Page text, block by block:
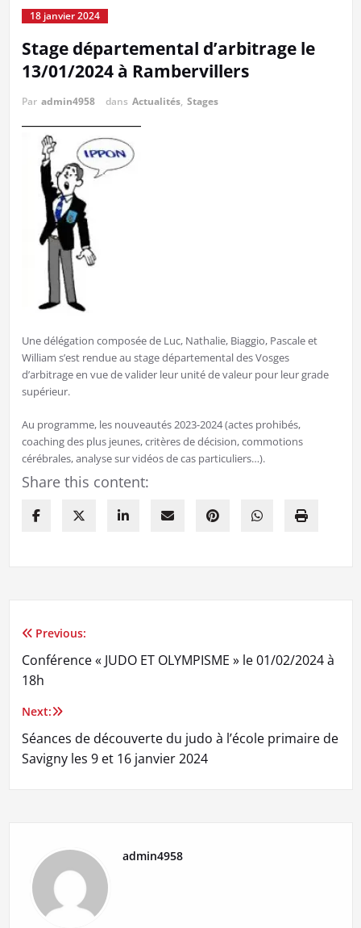
18 janvier 2024
Stage départemental d’arbitrage le
13/01/2024 à Rambervillers
Par admin4958 dans Actualités, Stages
Une délégation composée de Luc, Nathalie, Biaggio, Pascale et
William s’est rendue au stage départemental des Vosges
d’arbitrage en vue de valider leur unité de valeur pour leur grade
supérieur.
Au programme, les nouveautés 2023-2024 (actes prohibés,
coaching des plus jeunes, critères de décision, commotions
cérébrales, analyse sur vidéos de cas particuliers…).
Share this content:
Navigation
de
l’article
Previous:
Conférence « JUDO ET OLYMPISME » le 01/02/2024 à
18h
Next:
Séances de découverte du judo à l’école primaire de
Savigny les 9 et 16 janvier 2024
admin4958